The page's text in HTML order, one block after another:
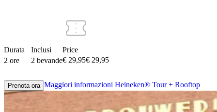
Durata
2 ore
Inclusi
2 bevande
Price
€ 29,95€ 29,95
Prenota ora Maggiori informazioni Heineken® Tour + Rooftop